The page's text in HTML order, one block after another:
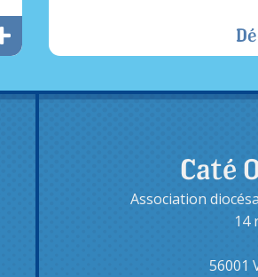
Caté
Association
14
56001